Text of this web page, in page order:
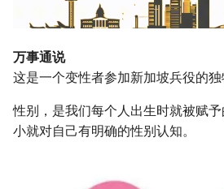
e
r
万事通说
这是一个变性者参加新加坡兵役的
性别，是我们每个人出生时就被赋
小就对自己有明确的性别认知。